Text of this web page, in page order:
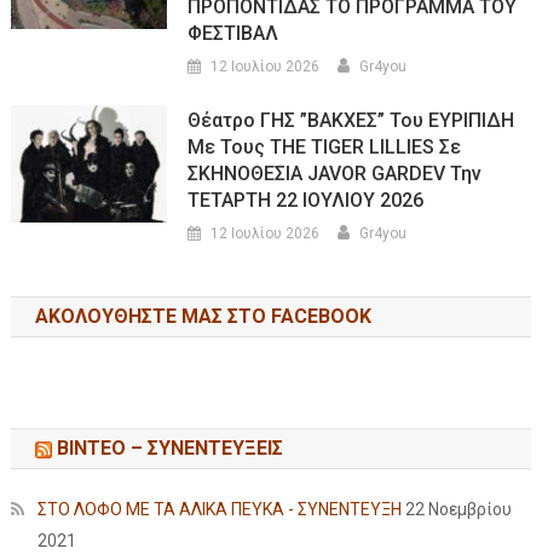
ΠΡΟΠΟΝΤΙΔΑΣ ΤΟ ΠΡΟΓΡΑΜΜΑ ΤΟΥ
ΦΕΣΤΙΒΑΛ
12 Ιουλίου 2026 Gr4you
Θέατρο ΓΗΣ ”ΒΑΚΧΕΣ” Του ΕΥΡΙΠΙΔΗ
Με Τους THE TIGER LILLIES Σε
ΣΚΗΝΟΘΕΣΙΑ JAVOR GARDEV Την
ΤΕΤΑΡΤΗ 22 ΙΟΥΛΙΟΥ 2026
12 Ιουλίου 2026 Gr4you
ΑΚΟΛΟΥΘΉΣΤΕ ΜΑΣ ΣΤΟ FACEBOOK
ΒΙΝΤΕΟ – ΣΥΝΕΝΤΕΥΞΕΙΣ
ΣΤΟ ΛΟΦΟ ΜΕ ΤΑ ΑΛΙΚΑ ΠΕΥΚΑ - ΣΥΝΕΝΤΕΥΞΗ 22 Νοεμβρίου
2021